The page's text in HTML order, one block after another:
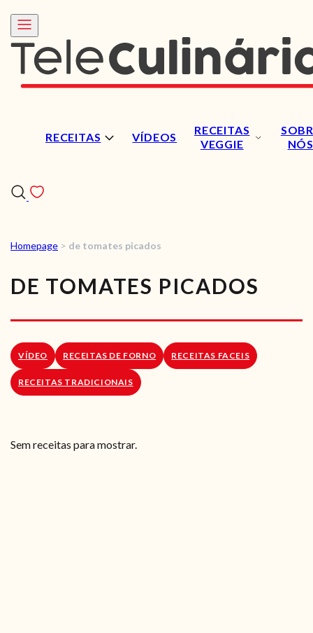
RECEITAS VÍDEOS
RECEITAS
VEGGIE
NÓS
RECEITAS
VÍDEOS
RECEITAS VEGGIE
SOBRE NÓS
LOJA ONLINE
Homepage > de tomates picados
DE TOMATES PICADOS
VÍDEO RECEITAS DE FORNO RECEITAS FACEIS
RECEITAS TRADICIONAIS
Sem receitas para mostrar.